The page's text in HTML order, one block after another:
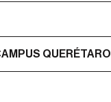
QUERÉTARO